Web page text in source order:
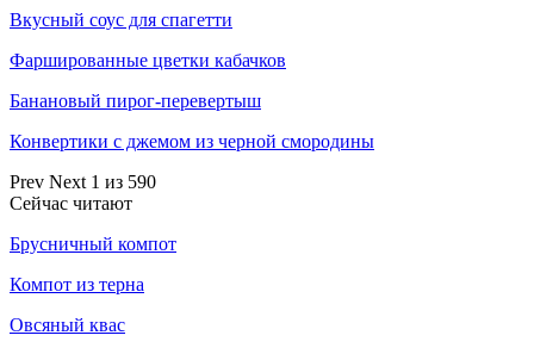
Вкусный соус для спагетти
Фаршированные цветки кабачков
Банановый пирог-перевертыш
Конвертики с джемом из черной смородины
Prev Next 1 из 590
Сейчас читают
Брусничный компот
Компот из терна
Овсяный квас